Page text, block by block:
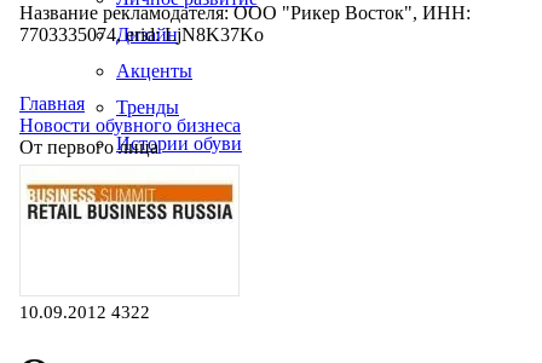
Дизайн
Акценты
Тренды
Истории обуви
Производство
Название рекламодателя: ООО "Рикер Восток", ИНН:
7703335074, erid: LjN8K37Ko
Главная
Новости обувного бизнеса
От первого лица
10.09.2012 4322